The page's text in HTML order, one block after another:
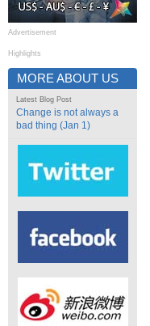
Advertisement
Highlights
MORE ABOUT US
Latest Blog Post
Change is not always a
bad thing (Jan 1)